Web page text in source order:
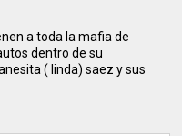
a toda la mafia de
dentro de su
( linda) saez y sus